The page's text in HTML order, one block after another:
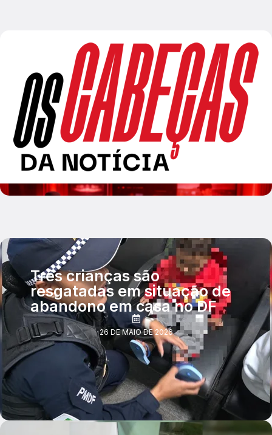
Três crianças são
resgatadas em situação de
abandono em casa no DF
26 DE MAIO DE 2026